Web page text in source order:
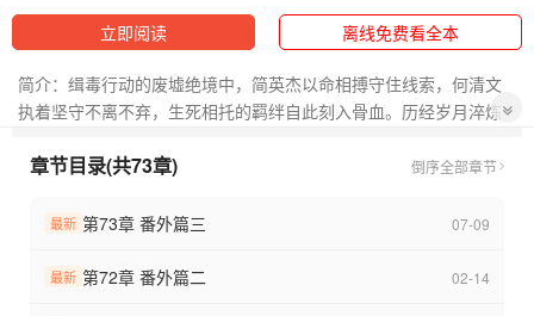
立即阅读 离线免费看全本
简介：缉毒行动的废墟绝境中，简英杰以命相搏守住线索，何清文
执着坚守不离不弃，生死相托的羁绊自此刻入骨血。历经岁月淬炼
责，从前线并肩抗险到朝堂同心履职，以一身藏蓝赴滚烫使命，用
警魂荣光。
章节目录(共73章) 倒序全部章节
最新 第73章 番外篇三 07-09
最新 第72章 番外篇二 02-14